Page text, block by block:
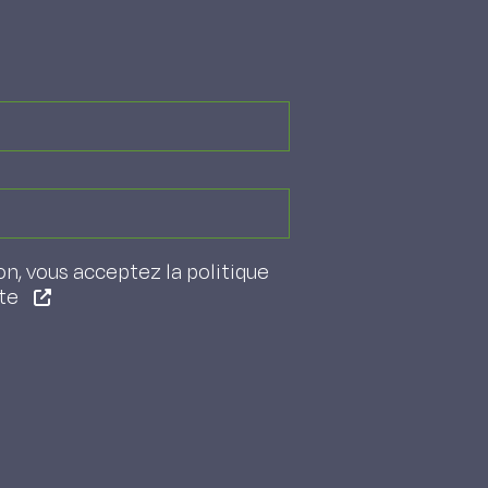
vous acceptez la politique